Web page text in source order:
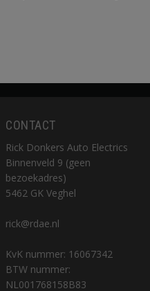
CONTACT
Rick Donkers Auto Electrics
Binnenveld 9 (geen
bezoekadres)
5462 GK Veghel
rick@rdae.nl
KvK nummer: 16067342
BTW nummer:
NL001768158B83